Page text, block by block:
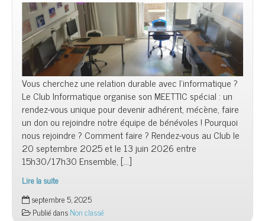
Vous cherchez une relation durable avec l’informatique ?
Le Club Informatique organise son MEETTIC spécial : un
rendez-vous unique pour devenir adhérent, mécène, faire
un don ou rejoindre notre équipe de bénévoles ! Pourquoi
nous rejoindre ? Comment faire ? Rendez-vous au Club le
20 septembre 2025 et le 13 juin 2026 entre
15h30/17h30 Ensemble, […]
Lire la suite
PORTES
OUVERTES
septembre 5, 2025
Publié dansNon classé